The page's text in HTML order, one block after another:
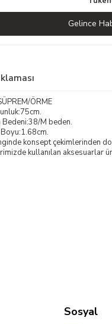
Gelince
ÖRME
M beden.
konsept çekimlerinden
kullanılan aksesuarlar
Sosyal